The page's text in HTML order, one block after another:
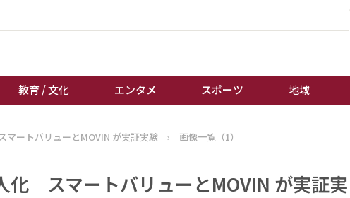
教育 / 文化 エンタメ スポーツ 地域
経済 / ビジネス
教育 / 文化
誰もが輝いて働く社会へ
オートレース
ートバリューとMOVIN が実証実験 › 画像一覧（1）
化 スマートバリューとMOVIN が実証実